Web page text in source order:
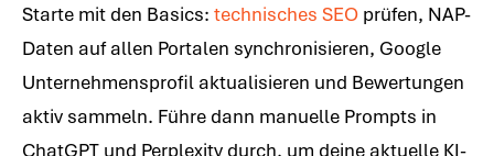
Starte mit den Basics: technisches SEO prüfen, NAP-
Daten auf allen Portalen synchronisieren, Google
Unternehmensprofil aktualisieren und Bewertungen
aktiv sammeln. Führe dann manuelle Prompts in
ChatGPT und Perplexity durch, um deine aktuelle KI-